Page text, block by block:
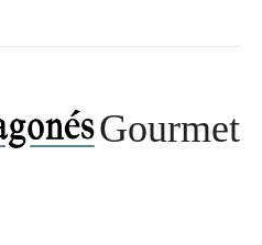
Gourmet